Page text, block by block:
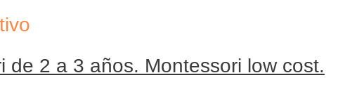
de 2 a 3 años. Montessori low cost.